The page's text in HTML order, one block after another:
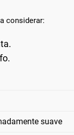
a considerar:
suave